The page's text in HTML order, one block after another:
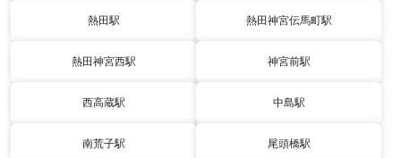
熱田駅 熱田神宮伝馬町駅
熱田神宮西駅 神宮前駅
西高蔵駅 中島駅
南荒子駅 尾頭橋駅